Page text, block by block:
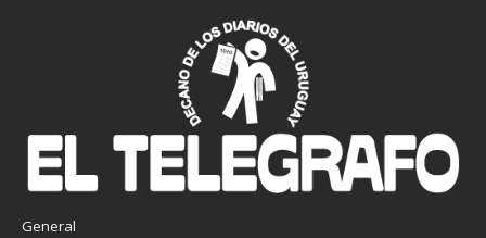
General